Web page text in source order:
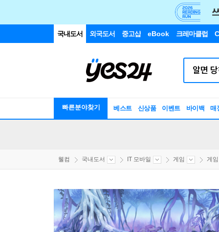
국내도서 외국도서 중고샵 eBook 크레마클럽
빠른분야찾기 베스트 신상품 이벤트 바이백 매
웰컴 국내도서 IT 모바일 게임 게